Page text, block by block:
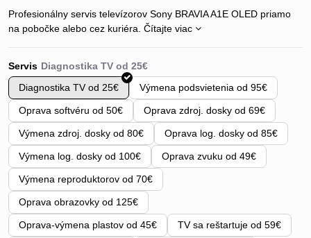
Profesionálny servis televízorov Sony BRAVIA A1E OLED priamo
na pobočke alebo cez kuriéra. Čítajte viac
Servis
Diagnostika TV od 25€
Výmena podsvietenia od 95€
Oprava softvéru od 50€ Oprava zdroj. dosky od 69€
Výmena zdroj. dosky od 80€ Oprava log. dosky od 85€
Výmena log. dosky od 100€ Oprava zvuku od 49€
Výmena reproduktorov od 70€
Oprava obrazovky od 125€
Oprava-výmena plastov od 45€ TV sa reštartuje od 59€